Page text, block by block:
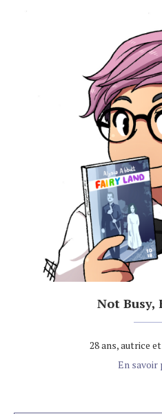
Not Busy,
28 ans, autrice
En